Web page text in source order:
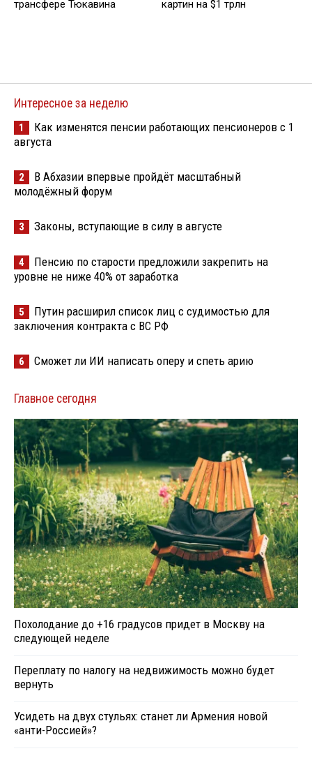
трансфере Тюкавина
картин на $1 трлн
Интересное за неделю
1
Как изменятся пенсии работающих пенсионеров с 1
августа
2
В Абхазии впервые пройдёт масштабный
молодёжный форум
3 Законы, вступающие в силу в августе
4
Пенсию по старости предложили закрепить на
уровне не ниже 40% от заработка
5
Путин расширил список лиц с судимостью для
заключения контракта с ВС РФ
6 Сможет ли ИИ написать оперу и спеть арию
Главное сегодня
Похолодание до +16 градусов придет в Москву на
следующей неделе
Переплату по налогу на недвижимость можно будет
вернуть
Усидеть на двух стульях: станет ли Армения новой
«анти-Россией»?